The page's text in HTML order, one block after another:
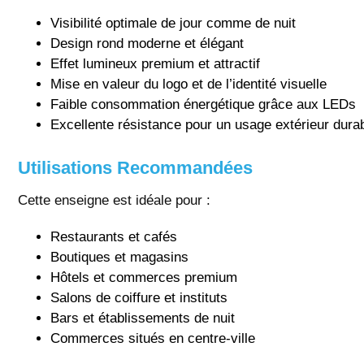
Visibilité optimale de jour comme de nuit
Design rond moderne et élégant
Effet lumineux premium et attractif
Mise en valeur du logo et de l’identité visuelle
Faible consommation énergétique grâce aux LEDs
Excellente résistance pour un usage extérieur
Utilisations Recommandées
Cette enseigne est idéale pour :
Restaurants et cafés
Boutiques et magasins
Hôtels et commerces premium
Salons de coiffure et instituts
Bars et établissements de nuit
Commerces situés en centre-ville